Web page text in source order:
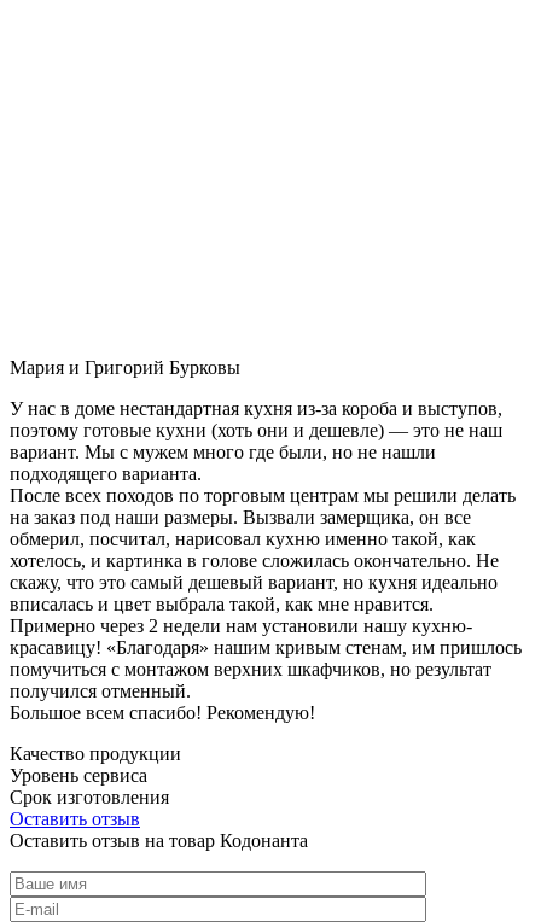
Мария и Григорий Бурковы
У нас в доме нестандартная кухня из-за короба и выступов,
поэтому готовые кухни (хоть они и дешевле) — это не наш
вариант. Мы с мужем много где были, но не нашли
подходящего варианта.
После всех походов по торговым центрам мы решили делать
на заказ под наши размеры. Вызвали замерщика, он все
обмерил, посчитал, нарисовал кухню именно такой, как
хотелось, и картинка в голове сложилась окончательно. Не
скажу, что это самый дешевый вариант, но кухня идеально
вписалась и цвет выбрала такой, как мне нравится.
Примерно через 2 недели нам установили нашу кухню-
красавицу! «Благодаря» нашим кривым стенам, им пришлось
помучиться с монтажом верхних шкафчиков, но результат
получился отменный.
Большое всем спасибо! Рекомендую!
Качество продукции
Уровень сервиса
Срок изготовления
Оставить отзыв
Оставить отзыв на товар Кодонанта